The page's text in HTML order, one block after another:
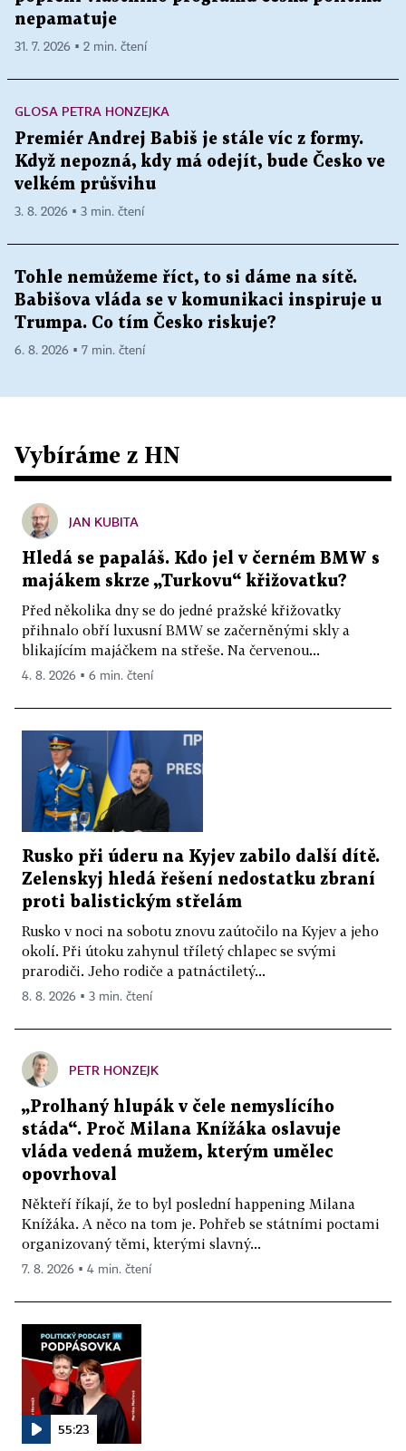
nepamatuje
31. 7. 2026 ▪ 2 min. čtení
GLOSA PETRA HONZEJKA
Premiér Andrej Babiš je stále víc z formy.
Když nepozná, kdy má odejít, bude Česko ve
velkém průšvihu
3. 8. 2026 ▪ 3 min. čtení
Tohle nemůžeme říct, to si dáme na sítě.
Babišova vláda se v komunikaci inspiruje u
Trumpa. Co tím Česko riskuje?
6. 8. 2026 ▪ 7 min. čtení
Vybíráme z HN
JAN KUBITA
Hledá se papaláš. Kdo jel v černém BMW s
majákem skrze „Turkovu“ křižovatku?
Před několika dny se do jedné pražské křižovatky
přihnalo obří luxusní BMW se začerněnými skly a
blikajícím majáčkem na střeše. Na červenou...
4. 8. 2026 ▪ 6 min. čtení
Rusko při úderu na Kyjev zabilo další dítě.
Zelenskyj hledá řešení nedostatku zbraní
proti balistickým střelám
Rusko v noci na sobotu znovu zaútočilo na Kyjev a jeho
okolí. Při útoku zahynul tříletý chlapec se svými
prarodiči. Jeho rodiče a patnáctiletý...
8. 8. 2026 ▪ 3 min. čtení
PETR HONZEJK
„Prolhaný hlupák v čele nemyslícího
stáda“. Proč Milana Knížáka oslavuje
vláda vedená mužem, kterým umělec
opovrhoval
Někteří říkají, že to byl poslední happening Milana
Knížáka. A něco na tom je. Pohřeb se státními poctami
organizovaný těmi, kterými slavný...
7. 8. 2026 ▪ 4 min. čtení
55:23